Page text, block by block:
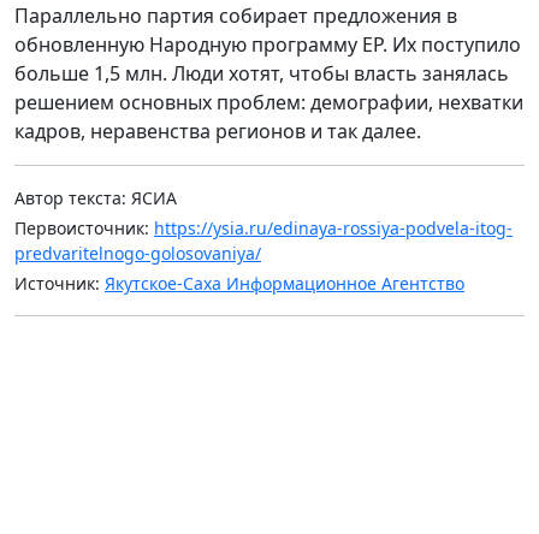
Параллельно партия собирает предложения в
обновленную Народную программу ЕР. Их поступило
больше 1,5 млн. Люди хотят, чтобы власть занялась
решением основных проблем: демографии, нехватки
кадров, неравенства регионов и так далее.
Автор текста: ЯСИА
Первоисточник: https://ysia.ru/edinaya-rossiya-podvela-itog-
predvaritelnogo-golosovaniya/
Источник: Якутское-Саха Информационное Агентство